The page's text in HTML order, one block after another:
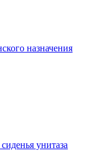
назначения
унитаза